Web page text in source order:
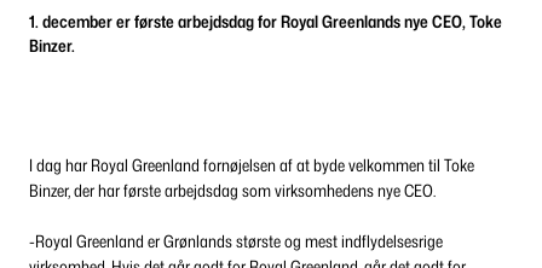
1. december er første arbejdsdag for Royal Greenlands nye CEO, Toke
Binzer.
I dag har Royal Greenland fornøjelsen af at byde velkommen til Toke
Binzer, der har første arbejdsdag som virksomhedens nye CEO.
-Royal Greenland er Grønlands største og mest indflydelsesrige